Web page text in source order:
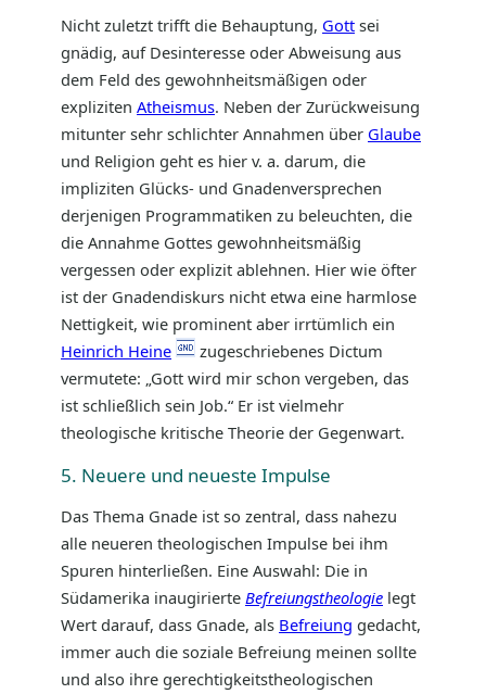
Nicht zuletzt trifft die Behauptung, Gott sei
gnädig, auf Desinteresse oder Abweisung aus
dem Feld des gewohnheitsmäßigen oder
expliziten Atheismus. Neben der Zurückweisung
mitunter sehr schlichter Annahmen über Glaube
und Religion geht es hier v. a. darum, die
impliziten Glücks- und Gnadenversprechen
derjenigen Programmatiken zu beleuchten, die
die Annahme Gottes gewohnheitsmäßig
vergessen oder explizit ablehnen. Hier wie öfter
ist der Gnadendiskurs nicht etwa eine harmlose
Nettigkeit, wie prominent aber irrtümlich ein
Heinrich Heine
zugeschriebenes Dictum
vermutete: „Gott wird mir schon vergeben, das
ist schließlich sein Job.“ Er ist vielmehr
theologische kritische Theorie der Gegenwart.
5. Neuere und neueste Impulse
Das Thema Gnade ist so zentral, dass nahezu
alle neueren theologischen Impulse bei ihm
Spuren hinterließen. Eine Auswahl: Die in
Südamerika inaugirierte Befreiungstheologie legt
Wert darauf, dass Gnade, als Befreiung gedacht,
immer auch die soziale Befreiung meinen sollte
und also ihre gerechtigkeitstheologischen